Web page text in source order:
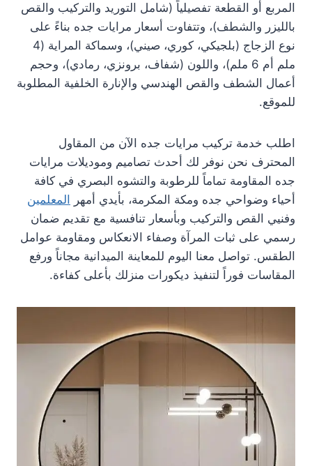
المربع أو القطعة تفصيلياً (شامل التوريد والتركيب والقص
بالليزر والشطف)، وتتفاوت أسعار مرايات جده بناءً على
نوع الزجاج (بلجيكي، كوري، صيني)، وسماكة المراية (4
ملم أم 6 ملم)، واللون (شفاف، برونزي، رمادي)، وحجم
أعمال الشطف والقص الهندسي والإنارة الخلفية المطلوبة
للموقع.
اطلب خدمة تركيب مرايات جده الآن من المقاول
المحترف نحن نوفر لك أحدث تصاميم وموديلات مرايات
جده المقاومة تماماً للرطوبة والتشوه البصري في كافة
أحياء وضواحي جده ومكة المكرمة، بأيدي أمهر
المعلمين
وفنيي القص والتركيب وبأسعار تنافسية مع تقديم ضمان
رسمي على ثبات المرآة وصفاء الانعكاس ومقاومة عوامل
الطقس. تواصل معنا اليوم للمعاينة الميدانية مجاناً ورفع
المقاسات فوراً لتنفيذ ديكورات منزلك بأعلى كفاءة.